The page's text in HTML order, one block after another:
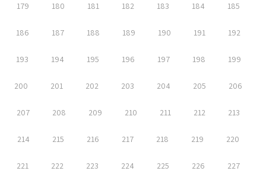
179 180 181 182 183 184 185
186 187 188 189 190 191 192
193 194 195 196 197 198 199
200 201 202 203 204 205 206
207 208 209 210 211 212 213
214 215 216 217 218 219 220
221 222 223 224 225 226 227